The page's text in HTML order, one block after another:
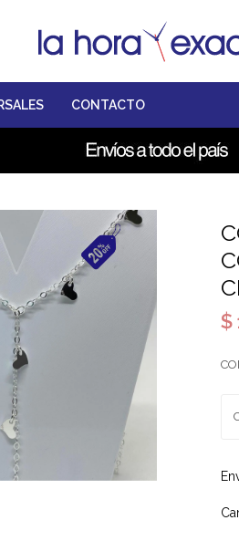
CONTACTO
$